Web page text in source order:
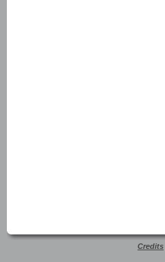
Credits